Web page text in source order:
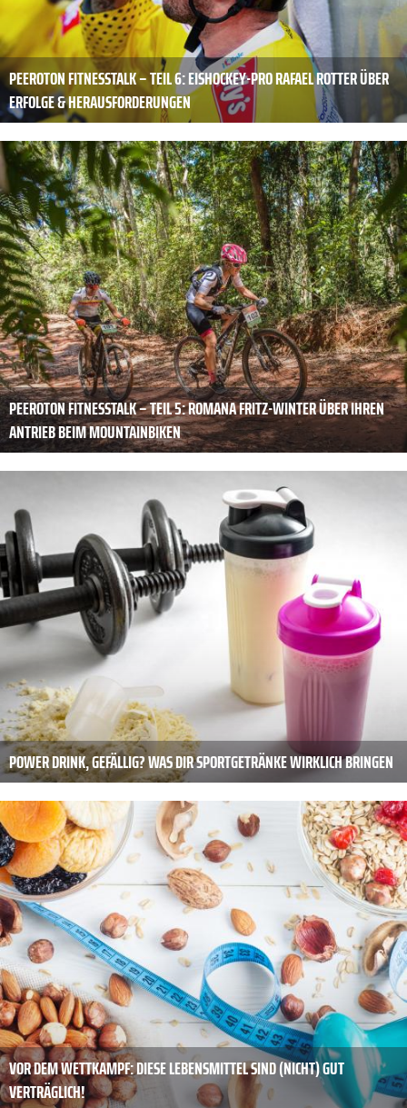
PEEROTON FITNESSTALK – TEIL 6: EISHOCKEY-PRO RAFAEL ROTTER ÜBER
ERFOLGE & HERAUSFORDERUNGEN
PEEROTON FITNESSTALK – TEIL 5: ROMANA FRITZ-WINTER ÜBER IHREN
ANTRIEB BEIM MOUNTAINBIKEN
POWER DRINK, GEFÄLLIG? WAS DIR SPORTGETRÄNKE WIRKLICH BRINGEN
VOR DEM WETTKAMPF: DIESE LEBENSMITTEL SIND (NICHT) GUT
VERTRÄGLICH!